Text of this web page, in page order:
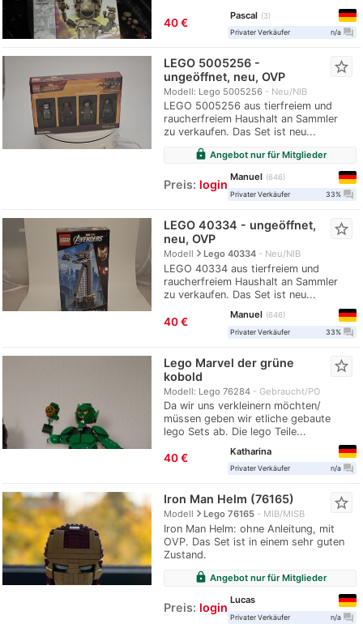
40 €
Pascal
3
Privater Verkäufer
n/a question_answer
LEGO 5005256 -
ungeöffnet, neu, OVP
Modell: Lego 5005256 Neu/NIB
LEGO 5005256 aus tierfreiem und
raucherfreiem Haushalt an Sammler
zu verkaufen. Das Set ist neu...
star_border
lock Angebot nur für Mitglieder
Preis: login
Manuel
646
Privater Verkäufer
33% question_answer
LEGO 40334 - ungeöffnet,
neu, OVP
Modellnavigate_nextLego 40334 Neu/NIB
LEGO 40334 aus tierfreiem und
raucherfreiem Haushalt an Sammler
zu verkaufen. Das Set ist neu...
star_border
40 €
Manuel
646
Privater Verkäufer
33% question_answer
Lego Marvel der grüne
kobold
Modell: Lego 76284 Gebraucht/PO
Da wir uns verkleinern möchten/
müssen geben wir etliche gebaute
lego Sets ab. Die lego Teile...
star_border
40 €
Katharina
Privater Verkäufer n/a question_answer
Iron Man Helm (76165)
Modellnavigate_nextLego 76165 MIB/MISB
Iron Man Helm: ohne Anleitung, mit
OVP. Das Set ist in einem sehr guten
Zustand.
star_border
lock Angebot nur für Mitglieder
Preis: login
Lucas
Privater Verkäufer n/a question_answer